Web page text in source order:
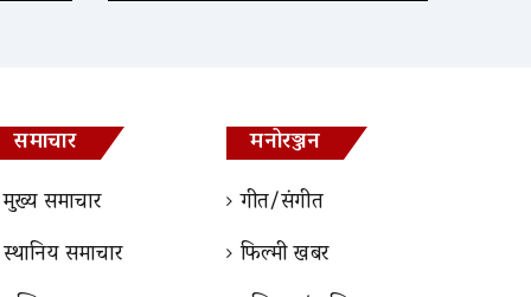
समाचार
मुख्य समाचार
स्थानिय समाचार
मनोरञ्जन
गीत/संगीत
फिल्मी खबर